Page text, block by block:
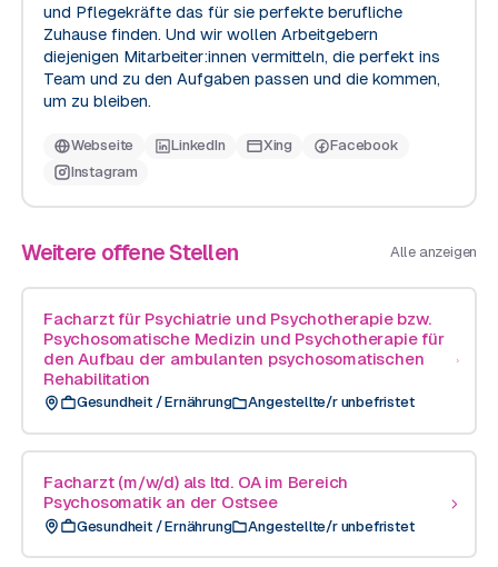
und Pflegekräfte das für sie perfekte berufliche
Zuhause finden. Und wir wollen Arbeitgebern
diejenigen Mitarbeiter:innen vermitteln, die perfekt ins
Team und zu den Aufgaben passen und die kommen,
um zu bleiben.
Webseite LinkedIn Xing
Facebook
Instagram
Weitere offene Stellen Alle anzeigen
Facharzt für Psychiatrie und Psychotherapie bzw.
Psychosomatische Medizin und Psychotherapie für
den Aufbau der ambulanten psychosomatischen
Rehabilitation
Gesundheit / Ernährung Angestellte/r unbefristet
Facharzt (m/w/d) als ltd. OA im Bereich
Psychosomatik an der Ostsee​
Gesundheit / Ernährung Angestellte/r unbefristet